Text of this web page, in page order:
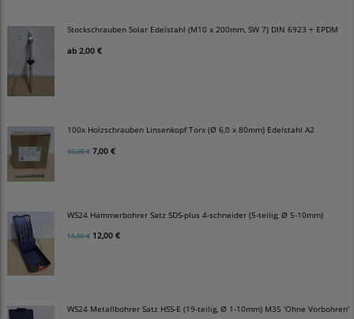
Stockschrauben Solar Edelstahl (M10 x 200mm, SW 7) DIN 6923 + EPDM
ab 2,00 €
100x Holzschrauben Linsenkopf Torx (Ø 6,0 x 80mm) Edelstahl A2
10,00 € 7,00 €
WS24 Hammerbohrer Satz SDS-plus 4-schneider (5-teilig, Ø 5-10mm)
15,00 € 12,00 €
WS24 Metallbohrer Satz HSS-E (19-teilig, Ø 1-10mm) M35 'Ohne Vorbohren'